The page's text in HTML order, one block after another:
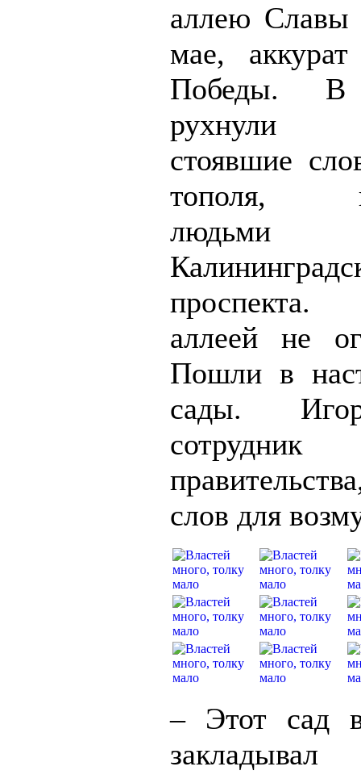
аллею
мае,
Победы. В
рухнули
стоявшие
тополя,
аллеей не
Пошли в
сады.
сотрудник
слов для
– Этот сад